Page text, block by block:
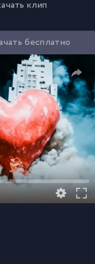
клип
бесплатно